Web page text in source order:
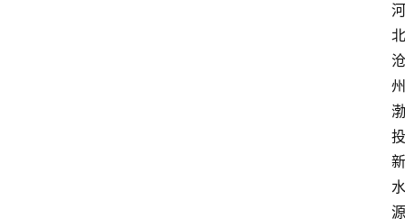
河
北
沧
州
渤
投
新
水
源